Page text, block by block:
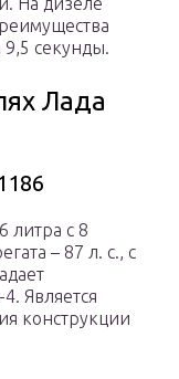
9,5 секунды.
Лада
литра с 8
– 87 л. с., с
Является
конструкции